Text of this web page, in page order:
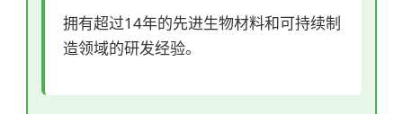
拥有超过14年的先进生物材料和可持续制
造领域的研发经验。